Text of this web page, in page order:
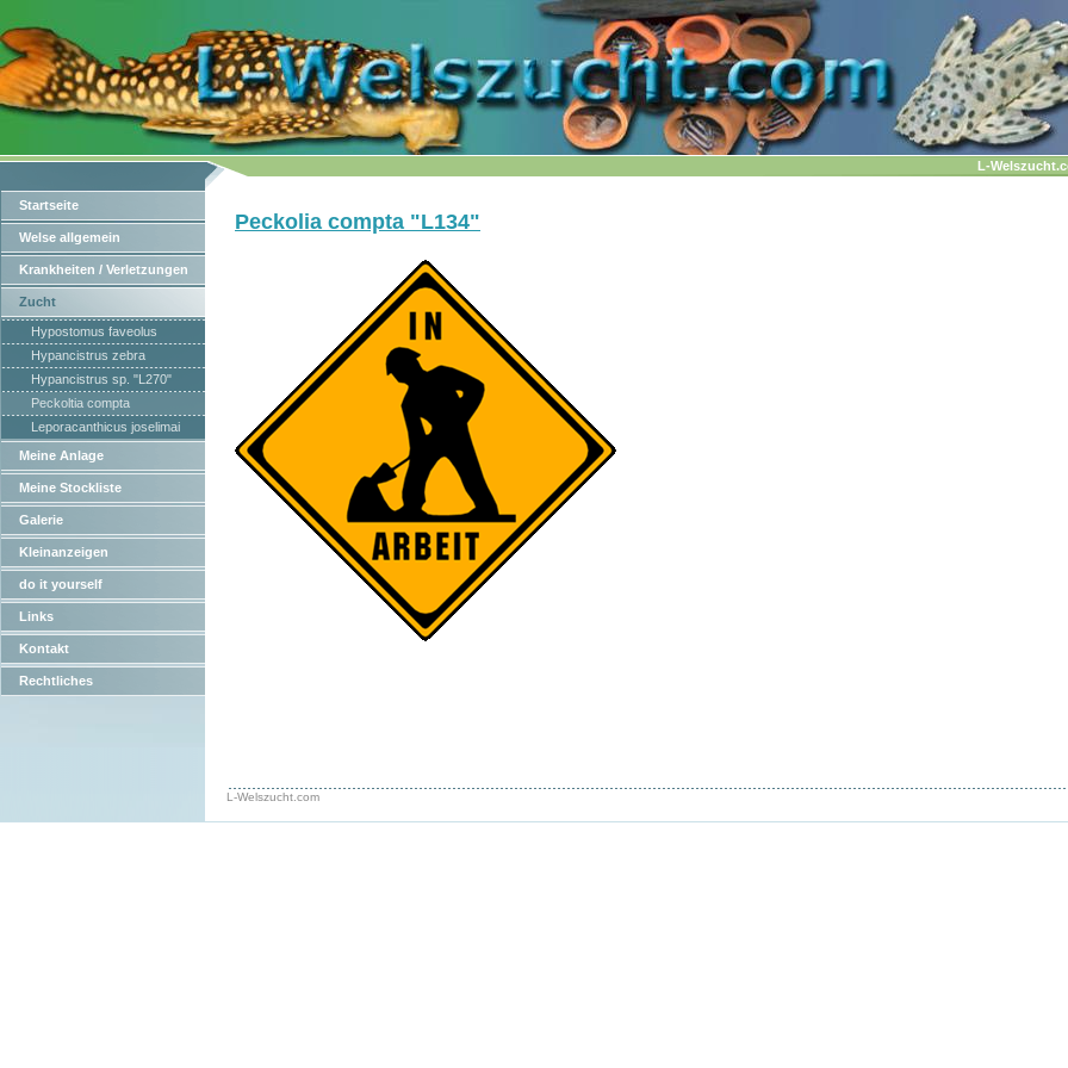
L-
Startseite
Welse allgemein
Krankheiten / Verletzungen
Zucht
Hypostomus faveolus
Hypancistrus zebra
Hypancistrus sp. "L270"
Peckoltia compta
Leporacanthicus joselimai
Meine Anlage
Meine Stockliste
Galerie
Kleinanzeigen
do it yourself
Links
Kontakt
Rechtliches
Peckolia compta "L134"
L-Welszucht.com